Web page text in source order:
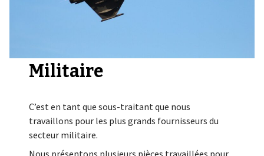
Militaire
C’est en tant que sous-traitant que nous
travaillons pour les plus grands fournisseurs du
secteur militaire.